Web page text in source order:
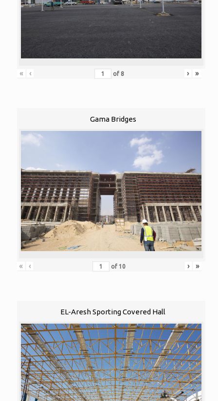
« ‹ of 8 › »
Gama Bridges
« ‹ of 10 › »
EL-Aresh Sporting Covered Hall